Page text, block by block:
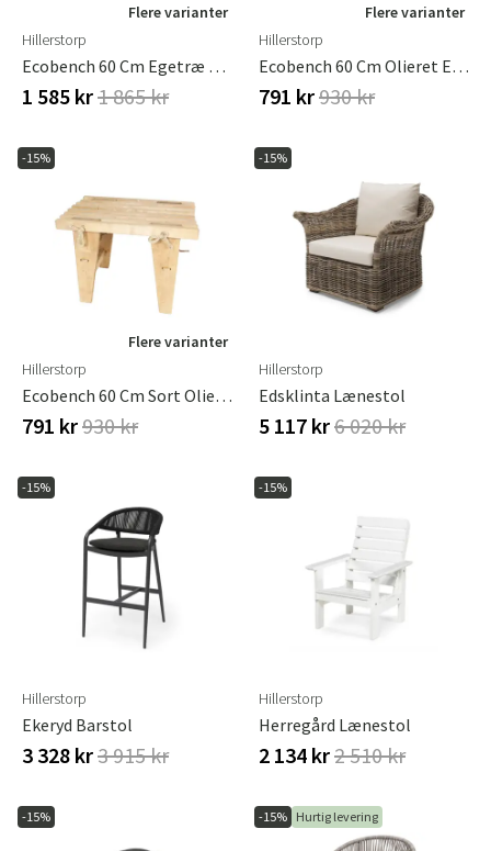
Flere varianter
Hillerstorp
Ecobench 60 Cm Egetræ Olieret
1 585 kr1 865 kr
Flere varianter
Hillerstorp
Ecobench 60 Cm Olieret Elletræ
791 kr930 kr
-15%
Flere varianter
Hillerstorp
Ecobench 60 Cm Sort Olieret El
791 kr930 kr
-15%
Hillerstorp
Edsklinta Lænestol
5 117 kr6 020 kr
-15%
Hillerstorp
Ekeryd Barstol
3 328 kr3 915 kr
-15%
Hillerstorp
Herregård Lænestol
2 134 kr2 510 kr
-15% -15% Hurtig levering